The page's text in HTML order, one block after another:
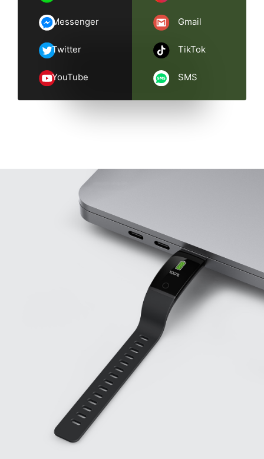
Messenger Gmail
Twitter TikTok
YouTube SMS